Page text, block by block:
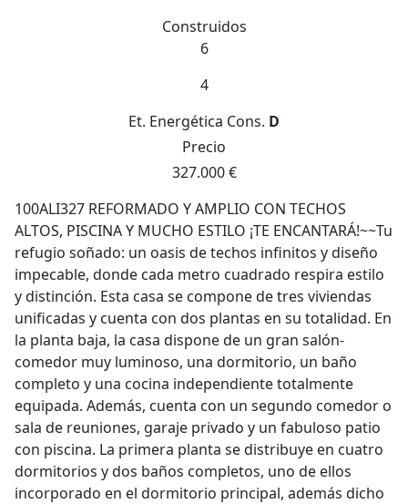
Construidos
6
4
Et. Energética Cons. D
Precio
327.000 €
100ALI327 REFORMADO Y AMPLIO CON TECHOS
ALTOS, PISCINA Y MUCHO ESTILO ¡TE ENCANTARÁ!~~Tu
refugio soñado: un oasis de techos infinitos y diseño
impecable, donde cada metro cuadrado respira estilo
y distinción. Esta casa se compone de tres viviendas
unificadas y cuenta con dos plantas en su totalidad. En
la planta baja, la casa dispone de un gran salón-
comedor muy luminoso, una dormitorio, un baño
completo y una cocina independiente totalmente
equipada. Además, cuenta con un segundo comedor o
sala de reuniones, garaje privado y un fabuloso patio
con piscina. La primera planta se distribuye en cuatro
dormitorios y dos baños completos, uno de ellos
incorporado en el dormitorio principal, además dicho